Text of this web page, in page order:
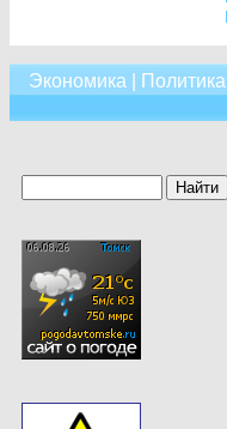
Экономика Политика